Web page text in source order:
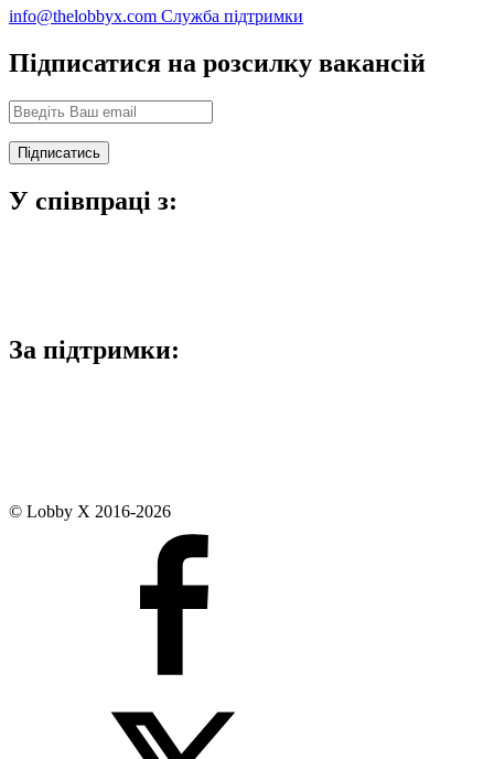
info@thelobbyx.com Служба підтримки
Підписатися на розсилку вакансій
У співпраці з:
За підтримки:
© Lobby X 2016-2026